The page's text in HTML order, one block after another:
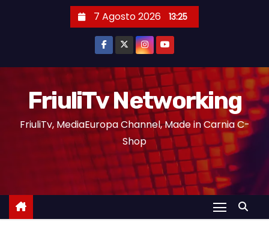
7 Agosto 2026 13:25
FriuliTv Networking
FriuliTv, MediaEuropa Channel, Made in Carnia C-
Shop